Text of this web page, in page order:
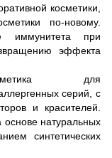
косметики,
по-новому.
иммунитета при
эффекта
для
серий, с
и красителей.
основе натуральных
синтетических